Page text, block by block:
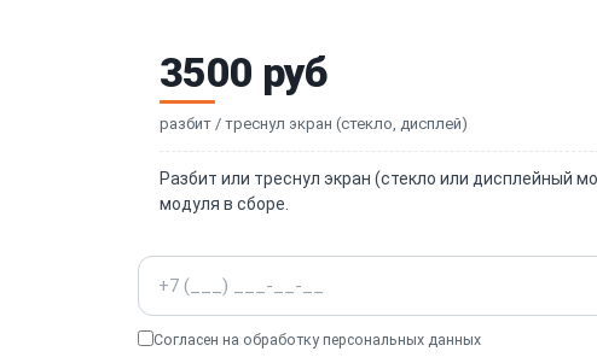
3500 руб
разбит / треснул экран (стекло, дисплей)
Разбит или треснул экран (стекло или дисплейный
модуля в сборе.
Телефон
Согласен на обработку персональных данных